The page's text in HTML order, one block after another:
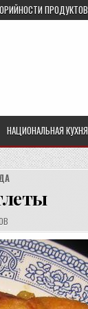
ПРОДУКТОВ
НАЦИОНАЛЬНАЯ КУХНЯ